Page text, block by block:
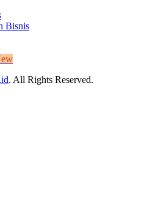
Bisnis
. All Rights Reserved.